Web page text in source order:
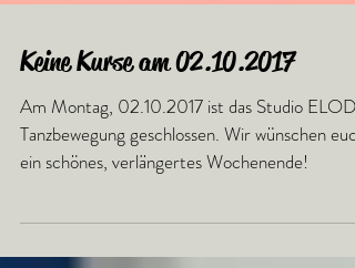
Keine Kurse am 02.10.2017
Am Montag, 02.10.2017 ist das Studio ELODIE
ein schönes, verlängertes Wochenende!